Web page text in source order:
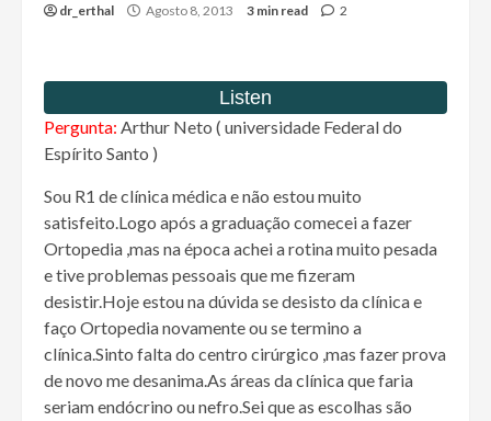
dr_erthal Agosto 8, 2013 3 min read 2
Pergunta: Arthur Neto ( universidade Federal do
Espírito Santo )
Sou R1 de clínica médica e não estou muito
satisfeito.Logo após a graduação comecei a fazer
Ortopedia ,mas na época achei a rotina muito pesada
e tive problemas pessoais que me fizeram
desistir.Hoje estou na dúvida se desisto da clínica e
faço Ortopedia novamente ou se termino a
clínica.Sinto falta do centro cirúrgico ,mas fazer prova
de novo me desanima.As áreas da clínica que faria
seriam endócrino ou nefro.Sei que as escolhas são